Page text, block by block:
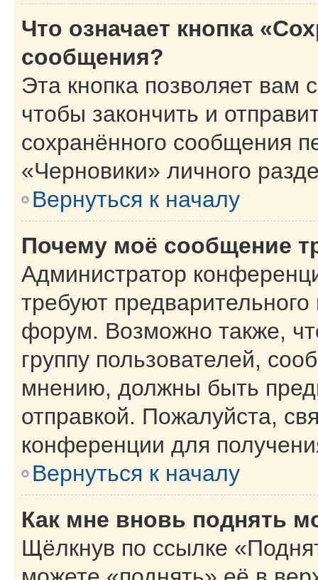
Что означает кнопка
сообщения?
Эта кнопка позволяет вам
чтобы закончить и
сохранённого сообщения
«Черновики» личного
Вернуться к началу
Почему моё сообщение
Администратор
требуют
форум. Возможно также,
группу пользователей,
мнению, должны быть
отправкой. Пожалуйста,
конференции для
Вернуться к началу
Как мне вновь поднять
Щёлкнув по ссылке